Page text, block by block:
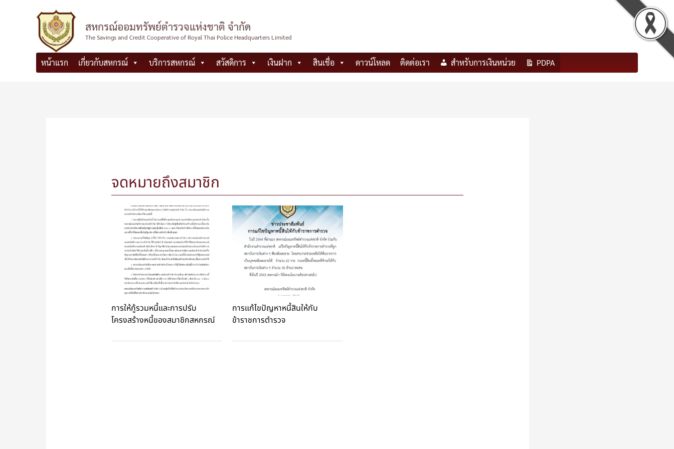
สหกรณ์ออมทรัพย์ตำรวจแห่งชาติ จำกัด
The Savings and Credit Cooperative of Royal Thai Police Headquarters Limited
หน้าแรก เกี่ยวกับสหกรณ์ บริการสหกรณ์ สวัสดิการ เงินฝาก สินเชื่อ ดาวน์โหลด ติดต่อเรา สำหรับการเงินหน่วย PDPA
จดหมายถึงสมาชิก
การให้กู้รวมหนี้และการปรับ
โครงสร้างหนี้ของสมาชิกสหกรณ์
การแก้ไขปัญหาหนี้สินให้กับ
ข้าราชการตำรวจ